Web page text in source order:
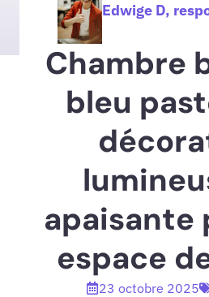
Edwige D,
Chambre
bleu
apaisante
espace
23 octobre 2025